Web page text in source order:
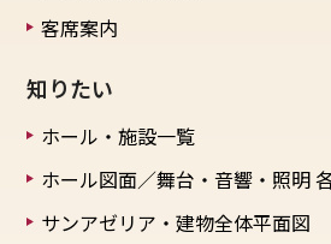
客席案内
知りたい
ホール・施設一覧
ホール図面／舞台・音響・照明
サンアゼリア・建物全体平面図